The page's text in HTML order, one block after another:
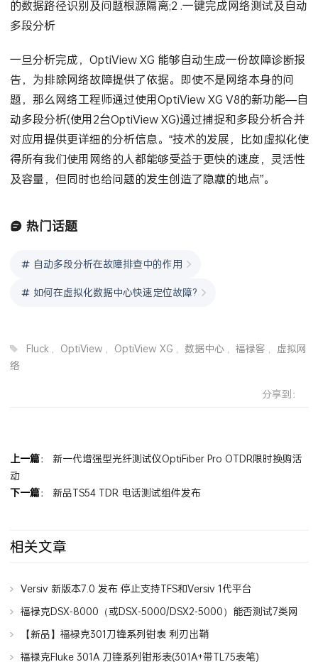
的数据路径识别及问题根源隔离;2 .一键完成网络测试及自动
多段分析
一旦分析完成，OptiView XG 能够自动生成一份故障诊断报
告，为排除网络故障提供了依据。即使不是网络本身的问
题，那么网络工程师通过使用OptiView XG V8的新功能—自
动多段分析(使用2台OptiView XG)通过捕捉和多段分析合并
对应用提供更详细的分析信息。“技术的发展，比如虚拟化使
得所有我们使用网络的人都能够受益于更快的速度，灵活性
及容量，但同时也给问题的发生创造了隐藏的地点”。
热门话题
自动多段分析在故障排查中的作用
如何在虚拟化数据中心快速定位故障?
Fluck, OptiView , OptiView XG , 数据中心, 福禄客 , 虚拟网
络
分享到：
上一篇： 新一代增强型光纤测试仪OptiFiber Pro OTDR限时换购活
动
下一篇： 新品TS54 TDR 电话测试组件发布
相关文章
Versiv 新版本7.0 发布 停止支持TFS和Versiv 1代平台
福禄克DSX-8000（或DSX-5000/DSX2-5000）能否测试7类网
线7A类网线？
【新品】福禄克301刀锋系列钳表 利刃出鞘
福禄克Fluke 301A 刀锋系列钳形表(301A+带TL75表笔)